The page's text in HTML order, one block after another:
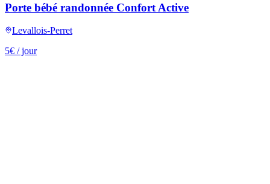
Porte bébé randonnée Confort Active
Levallois-Perret
5€ / jour